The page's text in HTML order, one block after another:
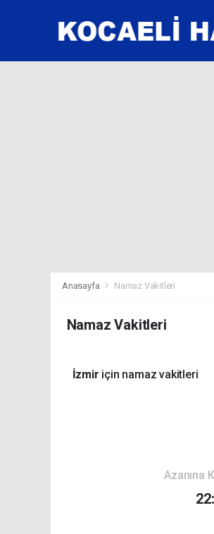
Anasayfa Namaz Vakitleri
Namaz Vakitleri
İzmir için namaz vakitleri
Azanına